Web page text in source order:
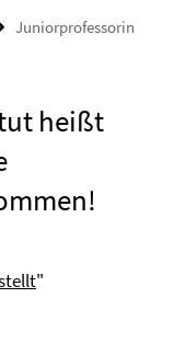
Juniorprofessorin
heißt
"